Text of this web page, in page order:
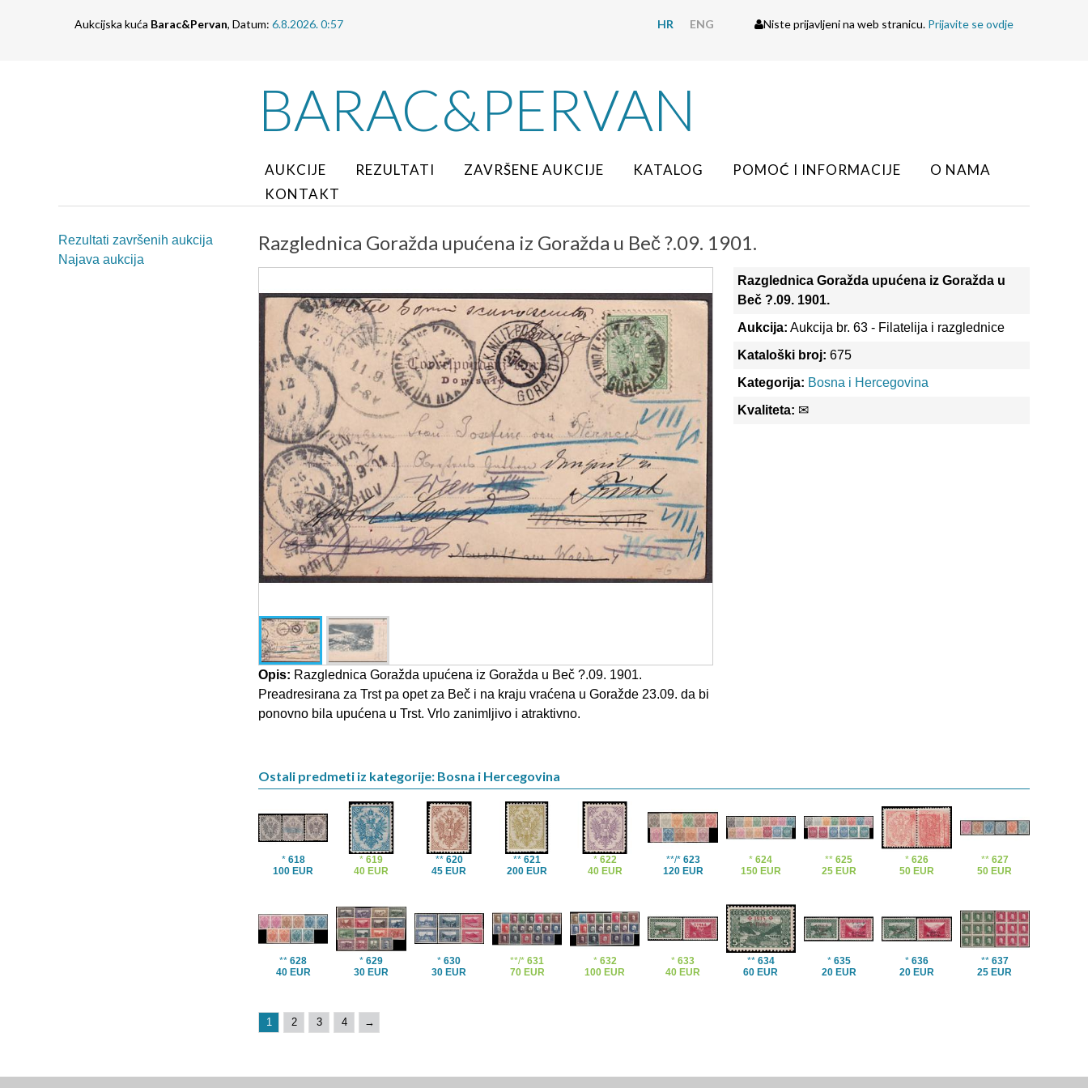
Aukcijska kuća Barac&Pervan, Datum: 6.8.2026. 0:57 HR ENG Niste prijavljeni na web stranicu. Prijavite se ovdje
BARAC&PERVAN
AUKCIJE REZULTATI ZAVRŠENE AUKCIJE KATALOG POMOĆ I INFORMACIJE
O NAMA
KONTAKT
Rezultati završenih aukcija
Najava aukcija
Razglednica Goražda upućena iz Goražda u Beč ?.09. 1901.
Opis: Razglednica Goražda upućena iz Goražda u Beč ?.09. 1901.
Preadresirana za Trst pa opet za Beč i na kraju vraćena u Goražde 23.09. da bi
ponovno bila upućena u Trst. Vrlo zanimljivo i atraktivno.
Razglednica Goražda upućena iz Goražda u
Beč ?.09. 1901.
Aukcija: Aukcija br. 63 - Filatelija i razglednice
Kataloški broj: 675
Kategorija: Bosna i Hercegovina
Kvaliteta: ✉
Ostali predmeti iz kategorije: Bosna i Hercegovina
* 618
100 EUR
* 619
40 EUR
** 620
45 EUR
**621
200 EUR
* 622
40 EUR
**/* 623
120 EUR
*624
150 EUR
**625
25 EUR
*626
50 EUR
** 627
50 EUR
**628
40 EUR
* 629
30 EUR
*630
30 EUR
**/*631
70 EUR
* 632
100 EUR
*633
40 EUR
** 634
60 EUR
* 635
20 EUR
*636
20 EUR
** 637
25 EUR
1 2 3 4 →